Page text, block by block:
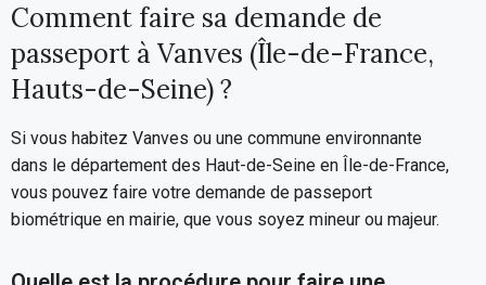
Comment faire sa demande de
passeport à Vanves (Île-de-France,
Hauts-de-Seine) ?
Si vous habitez Vanves ou une commune environnante
dans le département des Haut-de-Seine en Île-de-France,
vous pouvez faire votre demande de passeport
biométrique en mairie, que vous soyez mineur ou majeur.